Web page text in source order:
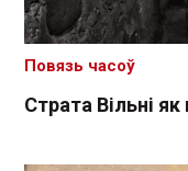
Страта Вільні як
Повязь часоў